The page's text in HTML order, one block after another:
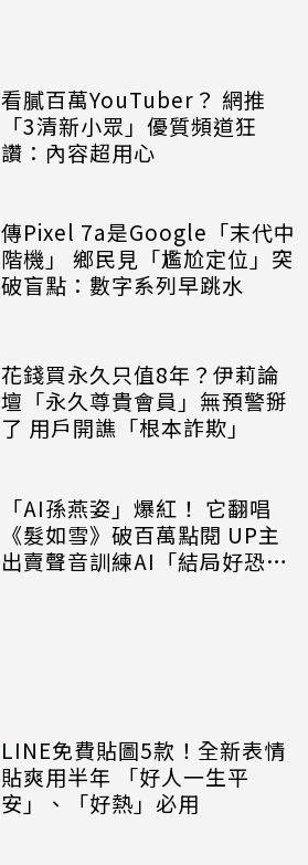
看膩百萬YouTuber？ 網推
「3清新小眾」優質頻道狂
讚：內容超用心
傳Pixel 7a是Google「末代中
階機」 鄉民見「尷尬定位」突
破盲點：數字系列早跳水
花錢買永久只值8年？伊莉論
壇「永久尊貴會員」無預警掰
了 用戶開譙「根本詐欺」
「AI孫燕姿」爆紅！ 它翻唱
《髮如雪》破百萬點閱 UP主
出賣聲音訓練AI「結局好恐
LINE免費貼圖5款！全新表情
貼爽用半年 「好人一生平
安」、「好熱」必用